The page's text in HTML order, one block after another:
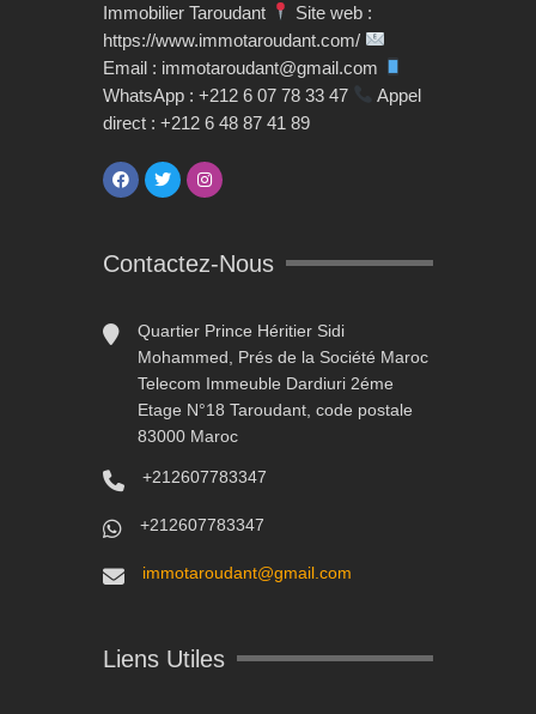
Immobilier Taroudant
Site web :
https://www.immotaroudant.com/
Email : immotaroudant@gmail.com
WhatsApp : +212 6 07 78 33 47
Appel
direct : +212 6 48 87 41 89
Contactez-Nous
Quartier Prince Héritier Sidi
Mohammed, Prés de la Société Maroc
Telecom Immeuble Dardiuri 2éme
Etage N°18 Taroudant, code postale
83000 Maroc
+212607783347
+212607783347
immotaroudant@gmail.com
Liens Utiles